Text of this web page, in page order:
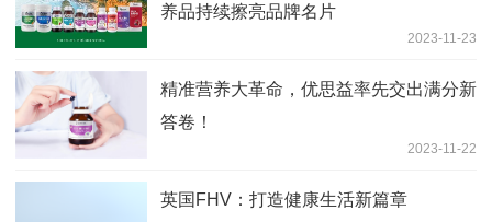
养品持续擦亮品牌名片
2023-11-23
精准营养大革命，优思益率先交出满分新
答卷！
2023-11-22
英国FHV：打造健康生活新篇章